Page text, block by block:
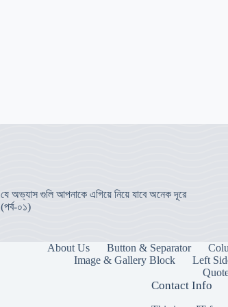
যে অভ্যাস গুলি আপনাকে এগিয়ে নিয়ে যাবে অনেক দূরে
(পর্ব-০১)
About Us Button & Separator
Image & Gallery Block
Left
Contact Info